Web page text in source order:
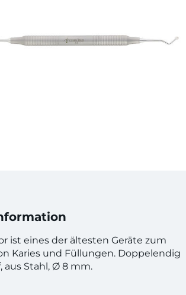
ist eines der ältesten Geräte zum
Karies und Füllungen. Doppelendig
aus Stahl, Ø 8 mm.